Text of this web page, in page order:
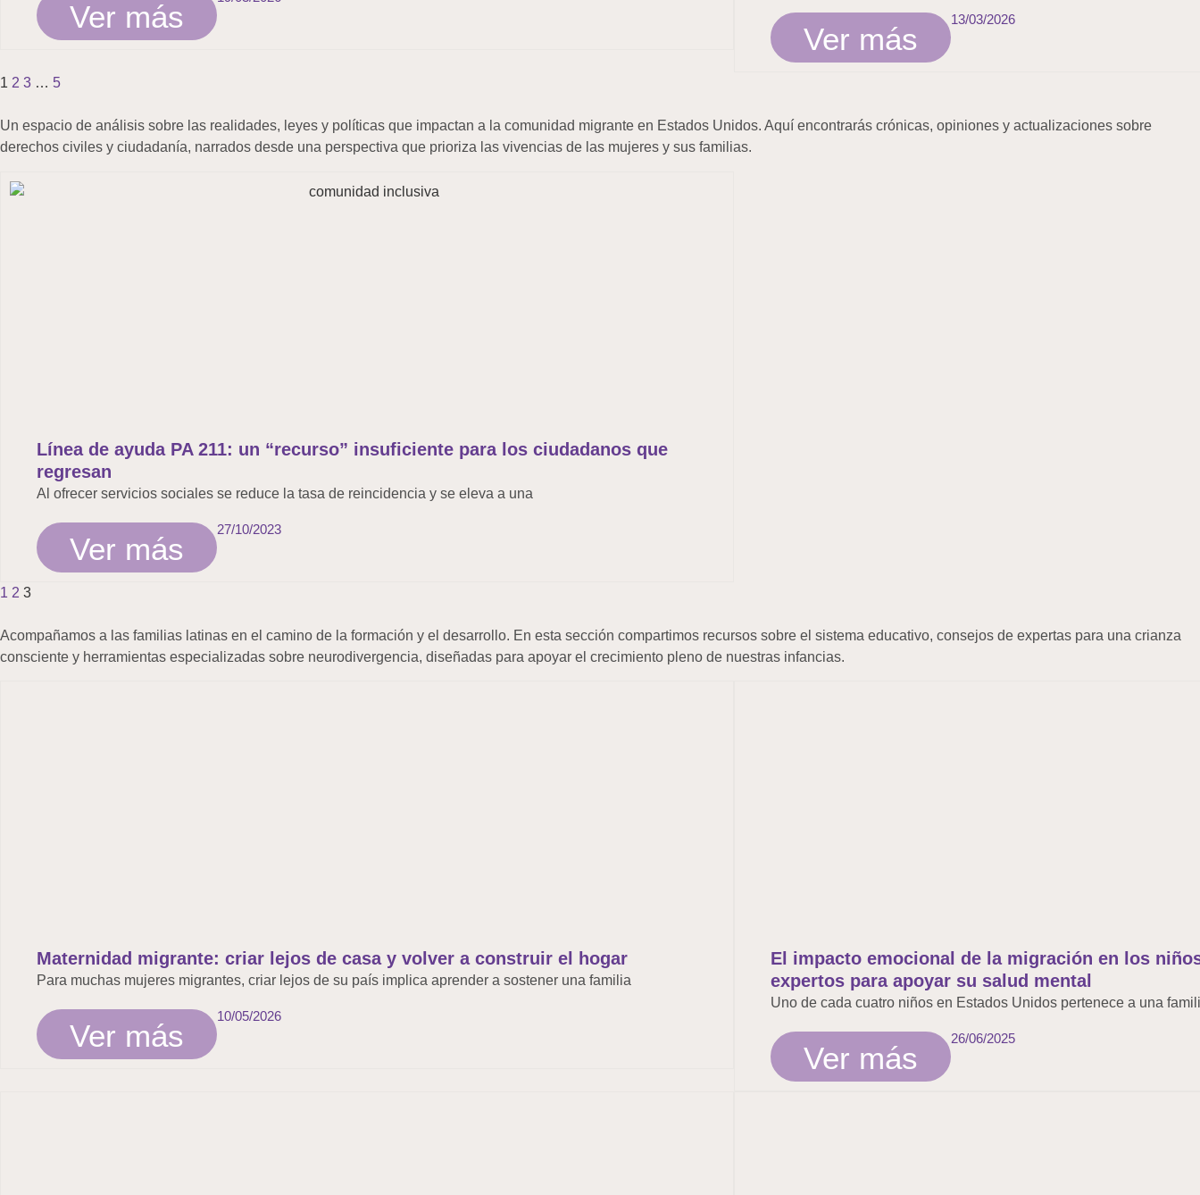
Ver más
Ver más
13/03/2026
1 2 3 … 5
Un espacio de análisis sobre las realidades, leyes y políticas que impactan a la comunidad migrante en Estados Unidos. Aquí encontrarás crónicas, opiniones y actualizaciones sobre
derechos civiles y ciudadanía, narrados desde una perspectiva que prioriza las vivencias de las mujeres y sus familias.
Línea de ayuda PA 211: un “recurso” insuficiente para los ciudadanos que
regresan
Al ofrecer servicios sociales se reduce la tasa de reincidencia y se eleva a una
Ver más
27/10/2023
1 2 3
Acompañamos a las familias latinas en el camino de la formación y el desarrollo. En esta sección compartimos recursos sobre el sistema educativo, consejos de expertas para una crianza
consciente y herramientas especializadas sobre neurodivergencia, diseñadas para apoyar el crecimiento pleno de nuestras infancias.
Maternidad migrante: criar lejos de casa y volver a construir el hogar
Para muchas mujeres migrantes, criar lejos de su país implica aprender a sostener una familia
Ver más
10/05/2026
El impacto emocional de la migración en los
expertos para apoyar su salud mental
Uno de cada cuatro niños en Estados Unidos pertenece a una
Ver más
26/06/2025